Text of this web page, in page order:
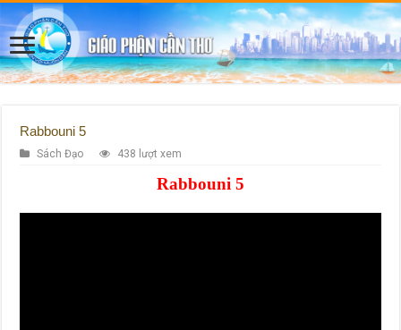
Rabbouni 5
Sách Đạo 438 lượt xem
Rabbouni 5